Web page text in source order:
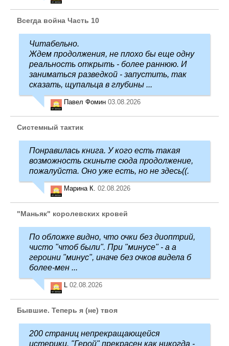
Всегда война Часть 10
Читабельно.
Ждем продолжения, не плохо бы еще одну
реальность открыть - более раннюю. И
заниматься разведкой - запустить, так
сказать, щупальца в глубины ...
Павел Фомин 03.08.2026
Системный тактик
Понравилась книга. У кого есть такая
возможность скиньте сюда продолжение,
пожалуйста. Оно уже есть, но не здесь((.
Марина К. 02.08.2026
"Маньяк" королевских кровей
По обложке видно, что очки без диоптрий,
чисто "чтоб были". При "минусе" - а а
героини "минус", иначе без очков видела б
более-мен ...
L 02.08.2026
Бывшие. Теперь я (не) твоя
200 страниц непрекращающейся
истерики. "Герой" прекрасен как никогда -